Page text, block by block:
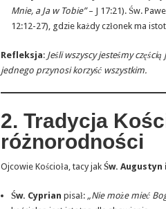
Mnie, a Ja w Tobie”– J 17:21). Św.
12:12-27), gdzie każdy członek ma
Refleksja: Jeśli wszyscy jesteśmy
jednego przynosi korzyść wszystkim.
2. Tradycja
różnorodności
Ojcowie Kościoła, tacy jak Św. Augustyn
Św. Cyprian pisał: „Nie może mieć